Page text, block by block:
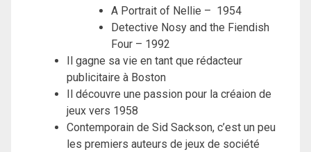
A Portrait of Nellie – 1954
Detective Nosy and the Fiendish
Four – 1992
Il gagne sa vie en tant que rédacteur
publicitaire à Boston
Il découvre une passion pour la créaion de
jeux vers 1958
Contemporain de Sid Sackson, c’est un peu
les premiers auteurs de jeux de société